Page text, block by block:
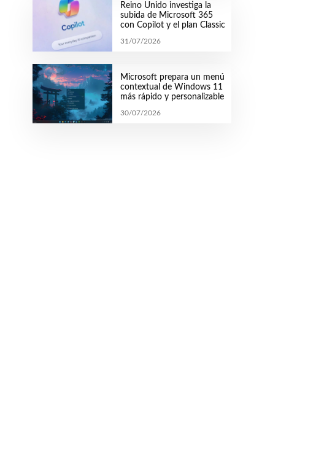
Reino Unido investiga la
subida de Microsoft 365
con Copilot y el plan Classic
31/07/2026
Microsoft prepara un menú
contextual de Windows 11
más rápido y personalizable
30/07/2026